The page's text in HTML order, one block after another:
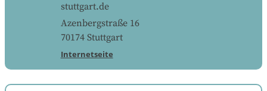
stuttgart.de
Azenbergstraße 16
70174 Stuttgart
Internetseite